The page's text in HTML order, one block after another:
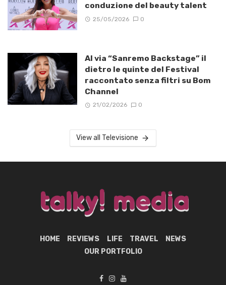
conduzione del beauty talent
25/05/2026 0
Al via “Sanremo Backstage” il
dietro le quinte del Festival
raccontato senza filtri su Bom
Channel
21/02/2026 0
View all Televisione
HOME REVIEWS LIFE TRAVEL
NEWS
OUR PORTFOLIO